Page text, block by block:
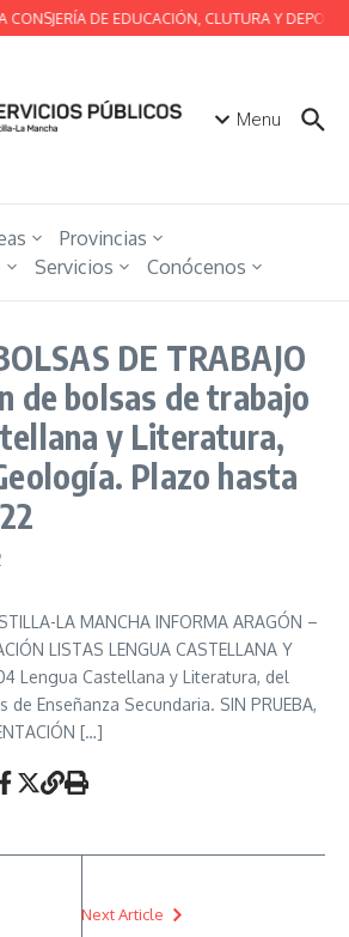
CONSJERÍA DE EDUCACIÓN, CLUTURA Y
Menu
Provincias
Servicios Conócenos
DE TRABAJO
de bolsas de trabajo
y Literatura,
Plazo hasta
LA MANCHA INFORMA ARAGÓN –
LISTAS LENGUA CASTELLANA Y
Lengua Castellana y Literatura, del
Enseñanza Secundaria. SIN PRUEBA,
[…]
Next Article